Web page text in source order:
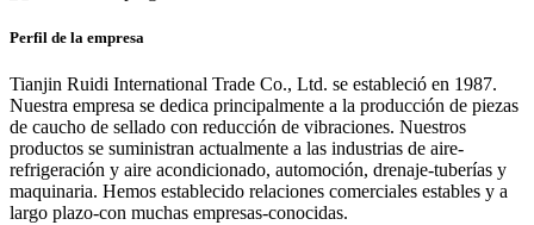
Perfil de la empresa
Tianjin Ruidi International Trade Co., Ltd. se estableció en 1987.
Nuestra empresa se dedica principalmente a la producción de piezas
de caucho de sellado con reducción de vibraciones. Nuestros
productos se suministran actualmente a las industrias de aire-
refrigeración y aire acondicionado, automoción, drenaje-tuberías y
maquinaria. Hemos establecido relaciones comerciales estables y a
largo plazo-con muchas empresas-conocidas.